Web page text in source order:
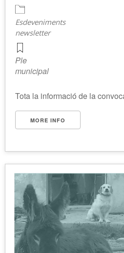
Esdeveniments
newsletter
Ple
municipal
Tota la informació de la
MORE INFO